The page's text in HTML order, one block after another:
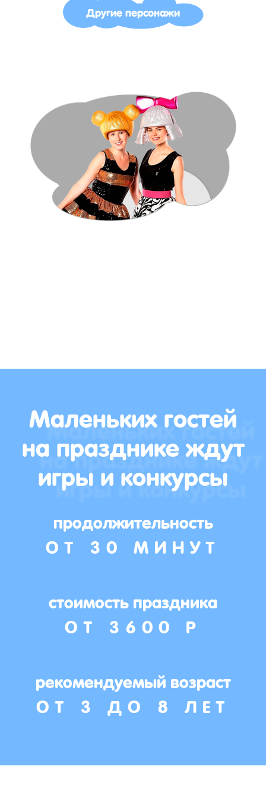
Другие персонажи
Маленьких гостей
на празднике ждут
игры и конкурсы
продолжительность
ОТ 30 МИНУТ
стоимость праздника
ОТ 3600 Р
рекомендуемый возраст
ОТ 3 ДО 8 ЛЕТ